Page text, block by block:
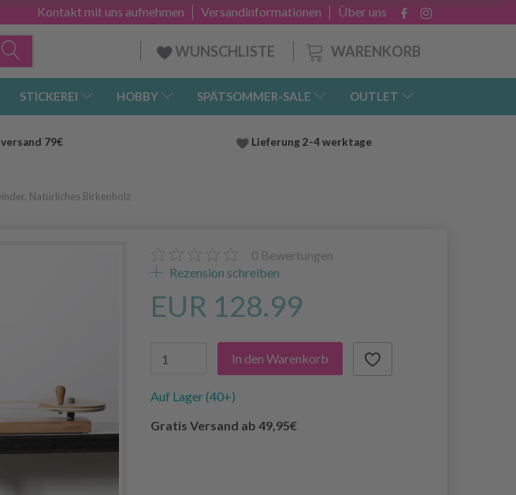
Über uns
Versandinformationen
Kontakt mit uns aufnehmen
WARENKORB
WUNSCHLISTE
STICKEREI HOBBY SPÄTSOMMER-SALE OUTLET
79€ Lieferung 2-4 werktage
Natürliches Birkenholz
0 Bewertungen
Rezension schreiben
EUR 128.99
In den Warenkorb
Auf Lager (40+)
Gratis Versand ab 49,95€